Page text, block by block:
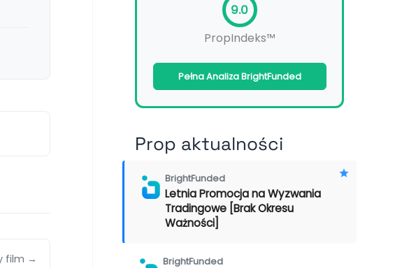
film →
9.0
PropIndeks™
Pełna Analiza BrightFunded
Prop aktualności
BrightFunded
Letnia Promocja na Wyzwania
Tradingowe [Brak Okresu
Ważności]
BrightFunded